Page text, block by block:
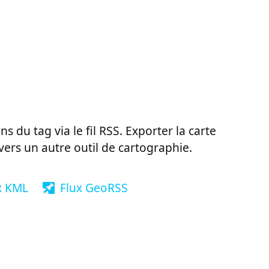
du tag via le fil RSS. Exporter la carte
un autre outil de cartographie.
KML Flux GeoRSS